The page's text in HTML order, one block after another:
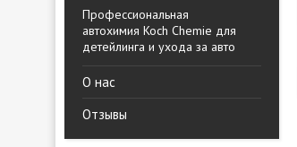
Профессиональная
автохимия Koch Chemie для
детейлинга и ухода за авто
О нас
Отзывы